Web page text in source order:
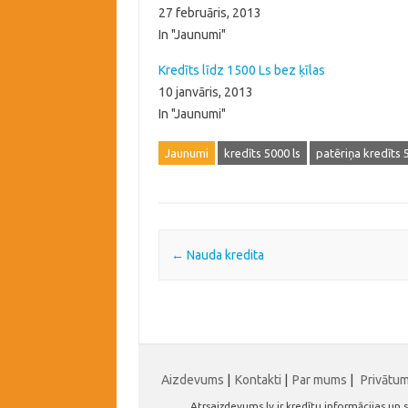
27 februāris, 2013
In "Jaunumi"
Kredīts līdz 1500 Ls bez ķīlas
10 janvāris, 2013
In "Jaunumi"
Jaunumi kredīts 5000 ls patēriņa kredīts
Post navigation
← Nauda kredita
Aizdevums Kontakti Par mums